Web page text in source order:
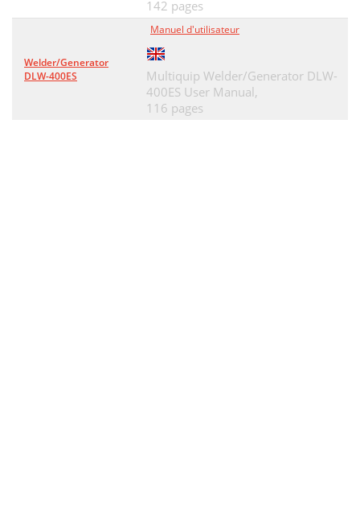
142 pages
Welder/Generator
DLW-400ES
Manuel d'utilisateur
Multiquip Welder/Generator DLW-
400ES User Manual,
116 pages